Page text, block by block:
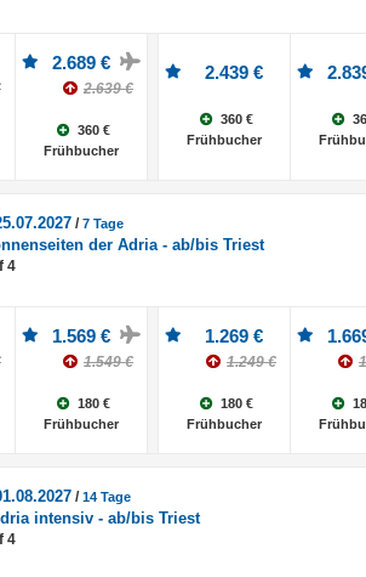
2.689 €
2.639 €
360 €
Frühbucher
2.439 €
360 €
Frühbucher
/7 Tage
der Adria - ab/bis Triest
4
1.569 €
1.549 €
180 €
Frühbucher
1.269 €
1.249 €
180 €
Frühbucher
/14 Tage
intensiv - ab/bis Triest
4